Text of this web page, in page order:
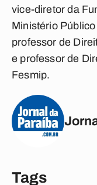
vice-diretor da
Ministério
professor de
e professor de
Fesmip.
Tags